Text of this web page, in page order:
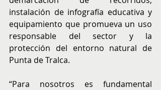
instalación de infografía educativa y
equipamiento que promueva un uso
responsable del sector y la
protección del entorno natural de
Punta de Tralca.
“Para nosotros es fundamental